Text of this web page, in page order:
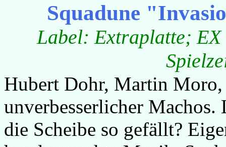
Squadune
Label: Extraplatte;
Hubert Dohr, Martin
unverbesserlicher Machos.
die Scheibe so gefällt?